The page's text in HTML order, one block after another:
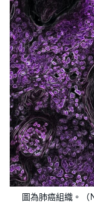
圖為肺癌組織。